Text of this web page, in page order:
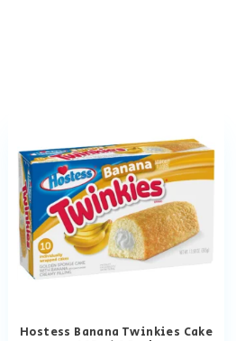
Hostess Banana Twinkies Cake